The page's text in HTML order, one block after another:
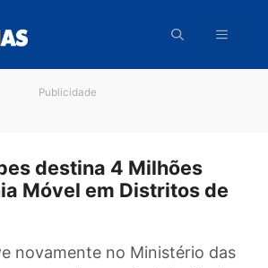
destina 4 Milhões
Móvel em Distritos de